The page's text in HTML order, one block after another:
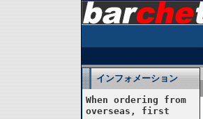
インフォメーション
When ordering from
overseas, first